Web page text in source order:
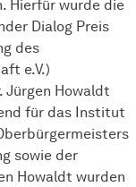
Hierfür wurde die
Dialog Preis
des
e.V.)
Jürgen Howaldt
für das Institut
sowie der
Howaldt wurden